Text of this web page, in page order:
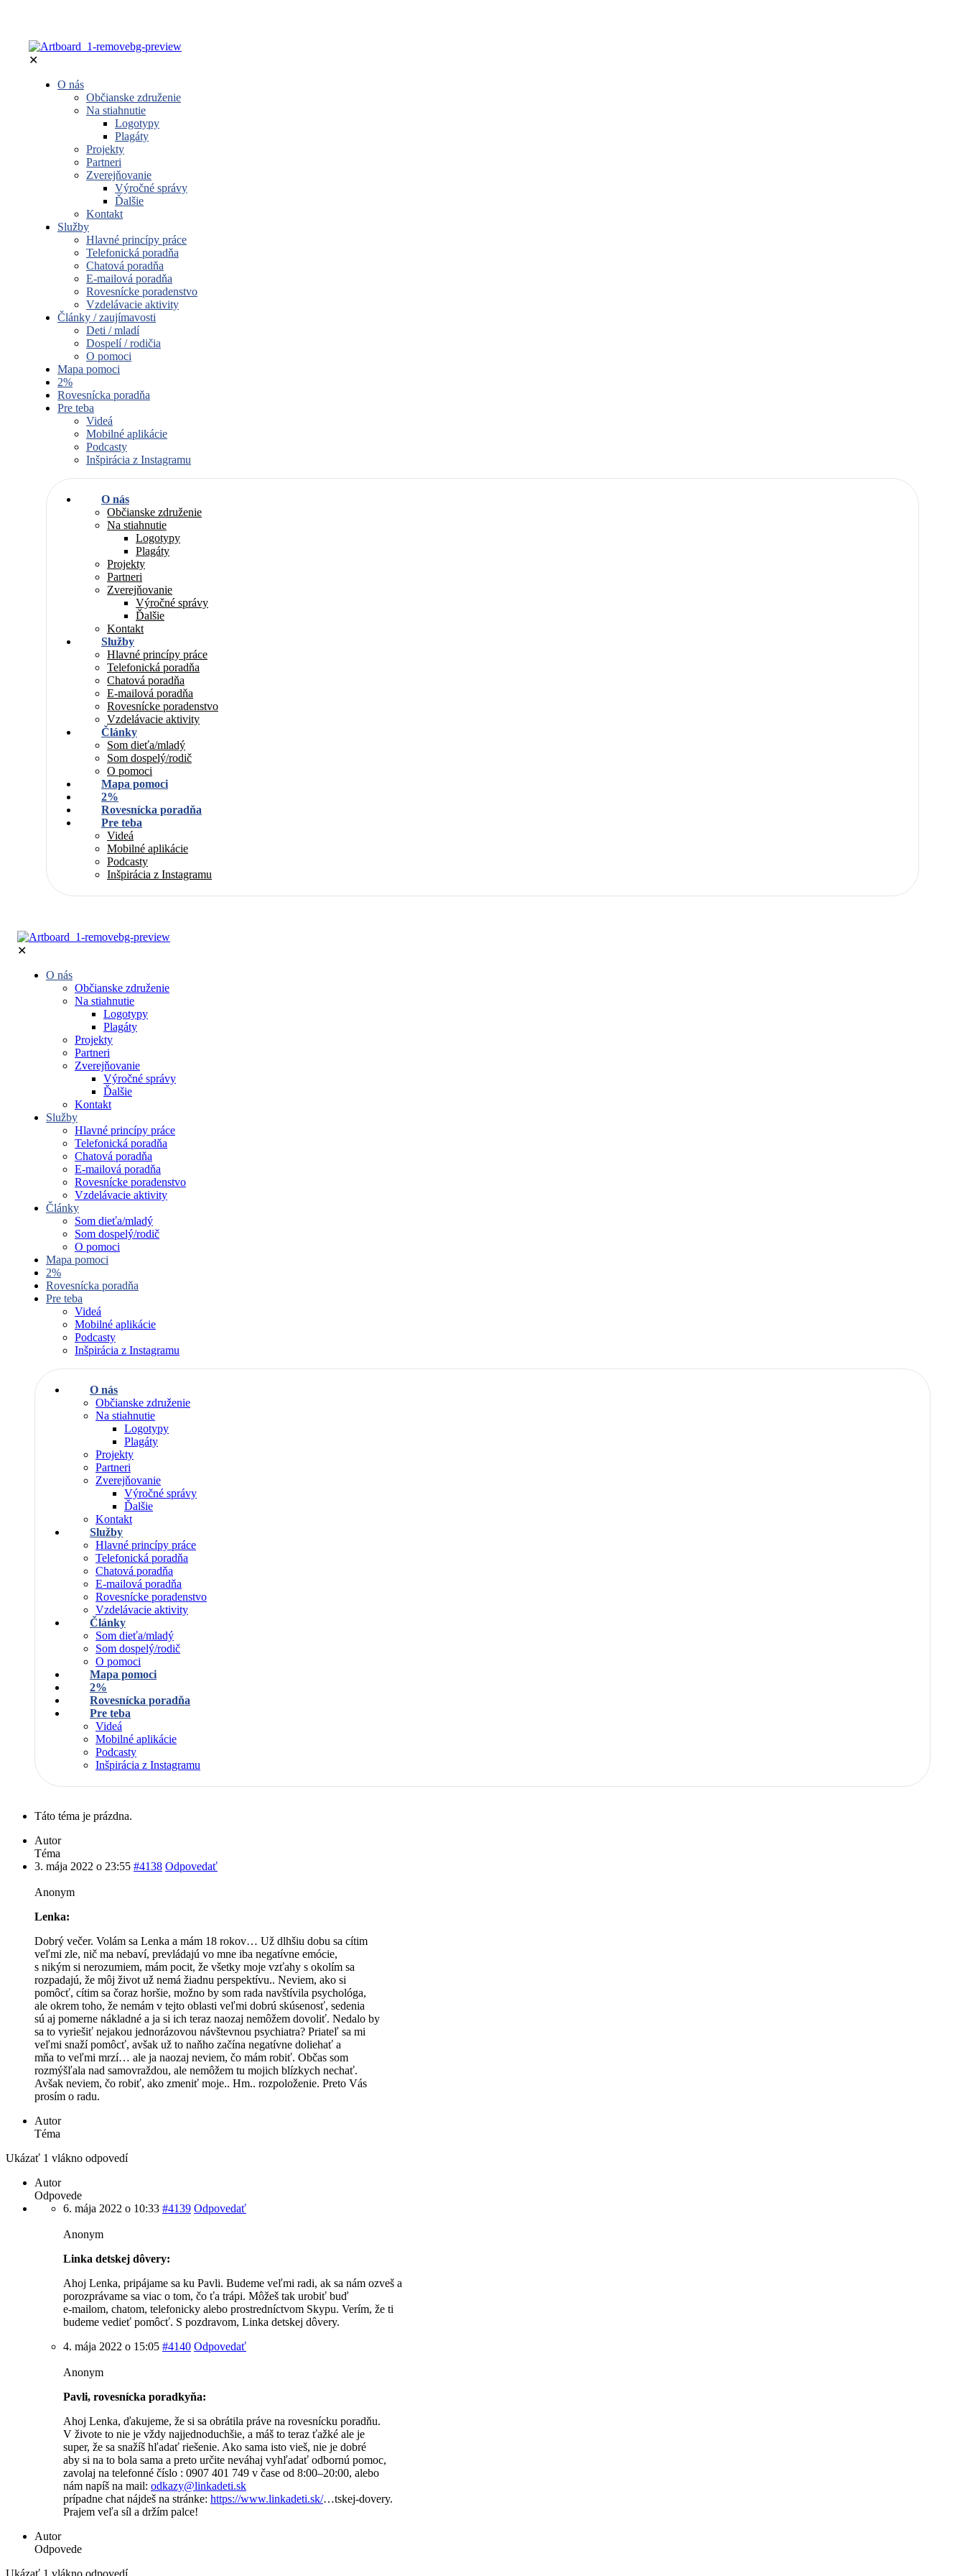
✕
O nás
Občianske združenie
Na stiahnutie
Logotypy
Plagáty
Projekty
Partneri
Zverejňovanie
Výročné správy
Ďalšie
Kontakt
Služby
Hlavné princípy práce
Telefonická poradňa
Chatová poradňa
E-mailová poradňa
Rovesnícke poradenstvo
Vzdelávacie aktivity
Články / zaujímavosti
Deti / mladí
Dospelí / rodičia
O pomoci
Mapa pomoci
2%
Rovesnícka poradňa
Pre teba
Videá
Mobilné aplikácie
Podcasty
Inšpirácia z Instagramu
O nás
Občianske združenie
Na stiahnutie
Logotypy
Plagáty
Projekty
Partneri
Zverejňovanie
Výročné správy
Ďalšie
Kontakt
Služby
Hlavné princípy práce
Telefonická poradňa
Chatová poradňa
E-mailová poradňa
Rovesnícke poradenstvo
Vzdelávacie aktivity
Články
Som dieťa/mladý
Som dospelý/rodič
O pomoci
Mapa pomoci
2%
Rovesnícka poradňa
Pre teba
Videá
Mobilné aplikácie
Podcasty
Inšpirácia z Instagramu
✕
O nás
Občianske združenie
Na stiahnutie
Logotypy
Plagáty
Projekty
Partneri
Zverejňovanie
Výročné správy
Ďalšie
Kontakt
Služby
Hlavné princípy práce
Telefonická poradňa
Chatová poradňa
E-mailová poradňa
Rovesnícke poradenstvo
Vzdelávacie aktivity
Články
Som dieťa/mladý
Som dospelý/rodič
O pomoci
Mapa pomoci
2%
Rovesnícka poradňa
Pre teba
Videá
Mobilné aplikácie
Podcasty
Inšpirácia z Instagramu
O nás
Občianske združenie
Na stiahnutie
Logotypy
Plagáty
Projekty
Partneri
Zverejňovanie
Výročné správy
Ďalšie
Kontakt
Služby
Hlavné princípy práce
Telefonická poradňa
Chatová poradňa
E-mailová poradňa
Rovesnícke poradenstvo
Vzdelávacie aktivity
Články
Som dieťa/mladý
Som dospelý/rodič
O pomoci
Mapa pomoci
2%
Rovesnícka poradňa
Pre teba
Videá
Mobilné aplikácie
Podcasty
Inšpirácia z Instagramu
Táto téma je prázdna.
Autor
Téma
3. mája 2022 o 23:55 #4138 Odpovedať
Anonym
Lenka:
Dobrý večer. Volám sa Lenka a mám 18 rokov… Už dlhšiu dobu sa cítim
veľmi zle, nič ma nebaví, prevládajú vo mne iba negatívne emócie,
s nikým si nerozumiem, mám pocit, že všetky moje vzťahy s okolím sa
rozpadajú, že môj život už nemá žiadnu perspektívu.. Neviem, ako si
pomôcť, cítim sa čoraz horšie, možno by som rada navštívila psychológa,
ale okrem toho, že nemám v tejto oblasti veľmi dobrú skúsenosť, sedenia
sú aj pomerne nákladné a ja si ich teraz naozaj nemôžem dovoliť. Nedalo by
sa to vyriešiť nejakou jednorázovou návštevnou psychiatra? Priateľ sa mi
veľmi snaží pomôcť, avšak už to naňho začína negatívne doliehať a
mňa to veľmi mrzí… ale ja naozaj neviem, čo mám robiť. Občas som
rozmýšľala nad samovraždou, ale nemôžem tu mojich blízkych nechať.
Avšak neviem, čo robiť, ako zmeniť moje.. Hm.. rozpoloženie. Preto Vás
prosím o radu.
Autor
Téma
Ukázať 1 vlákno odpovedí
Autor
Odpovede
6. mája 2022 o 10:33 #4139 Odpovedať
Anonym
Linka detskej dôvery:
Ahoj Lenka, pripájame sa ku Pavli. Budeme veľmi radi, ak sa nám ozveš a
porozprávame sa viac o tom, čo ťa trápi. Môžeš tak urobiť buď
e-mailom, chatom, telefonicky alebo prostredníctvom Skypu. Verím, že ti
budeme vedieť pomôcť. S pozdravom, Linka detskej dôvery.
4. mája 2022 o 15:05 #4140 Odpovedať
Anonym
Pavli, rovesnícka poradkyňa:
Ahoj Lenka, ďakujeme, že si sa obrátila práve na rovesnícku poradňu.
V živote to nie je vždy najjednoduchšie, a máš to teraz ťažké ale je
super, že sa snažíš hľadať riešenie. Ako sama isto vieš, nie je dobré
aby si na to bola sama a preto určite neváhaj vyhľadať odbornú pomoc,
zavolaj na telefonné číslo : 0907 401 749 v čase od 8:00–20:00, alebo
nám napíš na mail: odkazy@linkadeti.sk
prípadne chat nájdeš na stránke: https://www.linkadeti.sk/…tskej-dovery.
Prajem veľa síl a držím palce!
Autor
Odpovede
Ukázať 1 vlákno odpovedí